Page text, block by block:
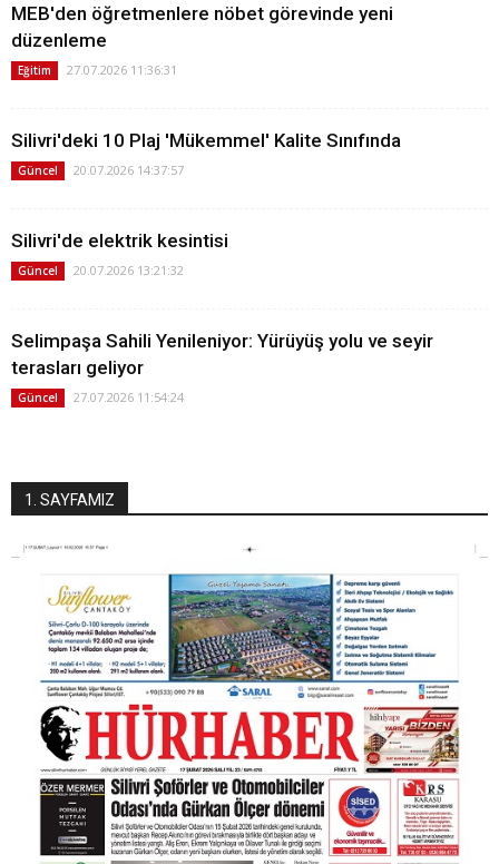
MEB'den öğretmenlere nöbet görevinde yeni
düzenleme
Eğitim 27.07.2026 11:36:31
Silivri'deki 10 Plaj 'Mükemmel' Kalite Sınıfında
Güncel 20.07.2026 14:37:57
Silivri'de elektrik kesintisi
Güncel 20.07.2026 13:21:32
Selimpaşa Sahili Yenileniyor: Yürüyüş yolu ve seyir
terasları geliyor
Güncel 27.07.2026 11:54:24
1. SAYFAMIZ